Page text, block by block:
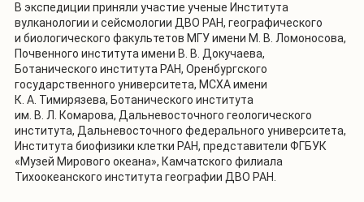
В экспедиции приняли участие ученые Института
вулканологии и сейсмологии ДВО РАН, географического
и биологического факультетов МГУ имени М. В. Ломоносова,
Почвенного института имени В. В. Докучаева,
Ботанического института РАН, Оренбургского
государственного университета, МСХА имени
К. А. Тимирязева, Ботанического института
им. В. Л. Комарова, Дальневосточного геологического
института, Дальневосточного федерального университета,
Института биофизики клетки РАН, представители ФГБУК
«Музей Мирового океана», Камчатского филиала
Тихоокеанского института географии ДВО РАН.